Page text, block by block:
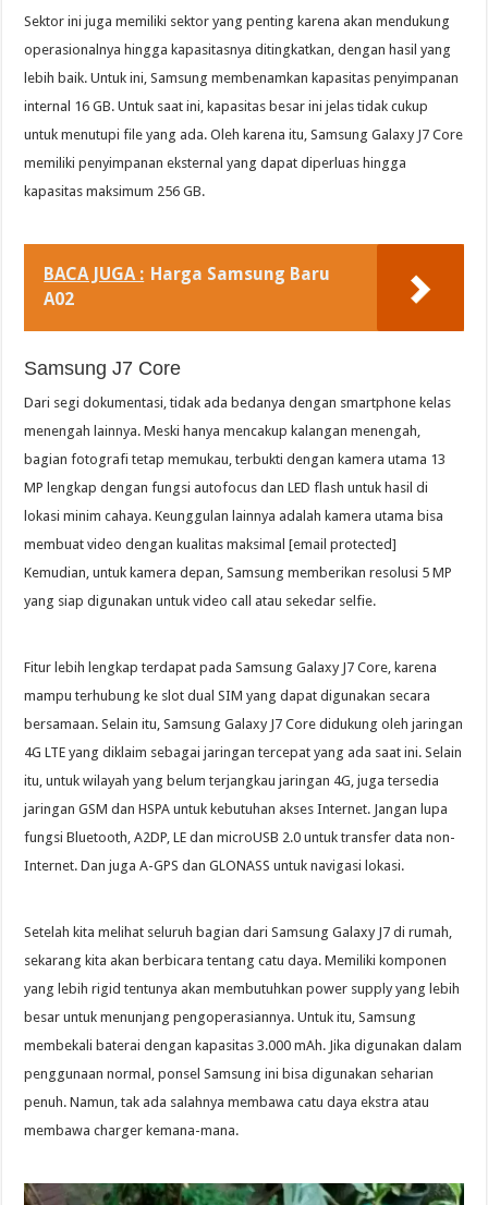
Sektor ini juga memiliki sektor yang penting karena akan mendukung
operasionalnya hingga kapasitasnya ditingkatkan, dengan hasil yang
lebih baik. Untuk ini, Samsung membenamkan kapasitas penyimpanan
internal 16 GB. Untuk saat ini, kapasitas besar ini jelas tidak cukup
untuk menutupi file yang ada. Oleh karena itu, Samsung Galaxy J7 Core
memiliki penyimpanan eksternal yang dapat diperluas hingga
kapasitas maksimum 256 GB.
BACA JUGA : Harga Samsung Baru
A02
Samsung J7 Core
Dari segi dokumentasi, tidak ada bedanya dengan smartphone kelas
menengah lainnya. Meski hanya mencakup kalangan menengah,
bagian fotografi tetap memukau, terbukti dengan kamera utama 13
MP lengkap dengan fungsi autofocus dan LED flash untuk hasil di
lokasi minim cahaya. Keunggulan lainnya adalah kamera utama bisa
membuat video dengan kualitas maksimal [email protected]
Kemudian, untuk kamera depan, Samsung memberikan resolusi 5 MP
yang siap digunakan untuk video call atau sekedar selfie.
Fitur lebih lengkap terdapat pada Samsung Galaxy J7 Core, karena
mampu terhubung ke slot dual SIM yang dapat digunakan secara
bersamaan. Selain itu, Samsung Galaxy J7 Core didukung oleh jaringan
4G LTE yang diklaim sebagai jaringan tercepat yang ada saat ini. Selain
itu, untuk wilayah yang belum terjangkau jaringan 4G, juga tersedia
jaringan GSM dan HSPA untuk kebutuhan akses Internet. Jangan lupa
fungsi Bluetooth, A2DP, LE dan microUSB 2.0 untuk transfer data non-
Internet. Dan juga A-GPS dan GLONASS untuk navigasi lokasi.
Setelah kita melihat seluruh bagian dari Samsung Galaxy J7 di rumah,
sekarang kita akan berbicara tentang catu daya. Memiliki komponen
yang lebih rigid tentunya akan membutuhkan power supply yang lebih
besar untuk menunjang pengoperasiannya. Untuk itu, Samsung
membekali baterai dengan kapasitas 3.000 mAh. Jika digunakan dalam
penggunaan normal, ponsel Samsung ini bisa digunakan seharian
penuh. Namun, tak ada salahnya membawa catu daya ekstra atau
membawa charger kemana-mana.